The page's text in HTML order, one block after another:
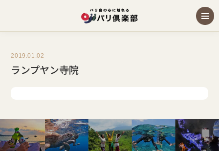
2019.01.02
ランプヤン寺院